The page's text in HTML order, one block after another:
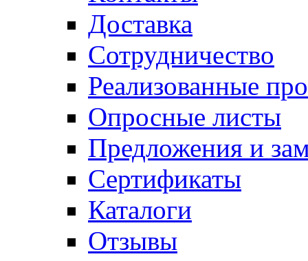
Доставка
Сотрудничество
Реализованные
Опросные листы
Предложения и
Сертификаты
Каталоги
Отзывы